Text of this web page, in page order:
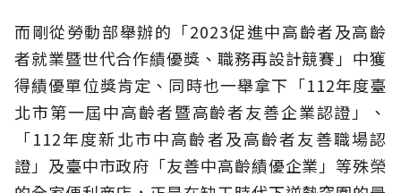
而剛從勞動部舉辦的「2023促進中高齡者及高齡
者就業暨世代合作績優獎、職務再設計競賽」中獲
得績優單位獎肯定、同時也一舉拿下「112年度臺
北市第一屆中高齡者暨高齡者友善企業認證」、
「112年度新北市中高齡者及高齡者友善職場認
證」及臺中市政府「友善中高齡績優企業」等殊榮